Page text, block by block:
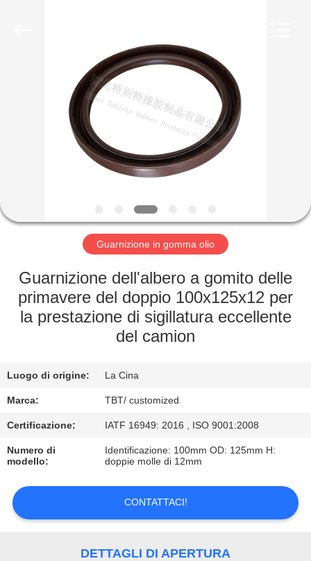
PRODOTTI
GIRO
FABBRICA
CONTROLLO
CONTATTICI
NOTIZIE
CASI
Guarnizione in gomma olio
Guarnizione dell'albero a gomito delle
primavere del doppio 100x125x12 per
la prestazione di sigillatura eccellente
del camion
Luogo di origine: La Cina
Marca: TBT/ customized
Certificazione: IATF 16949: 2016 , ISO 9001:2008
Numero di
modello:
Identificazione: 100mm OD: 125mm H:
doppie molle di 12mm
CONTATTACI!
DETTAGLI DI APERTURA